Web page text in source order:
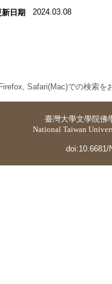
新日期 2024.03.08
Safari(Mac)での検索を
臺灣大學文學院佛
National Taiwan
doi:10.6681/